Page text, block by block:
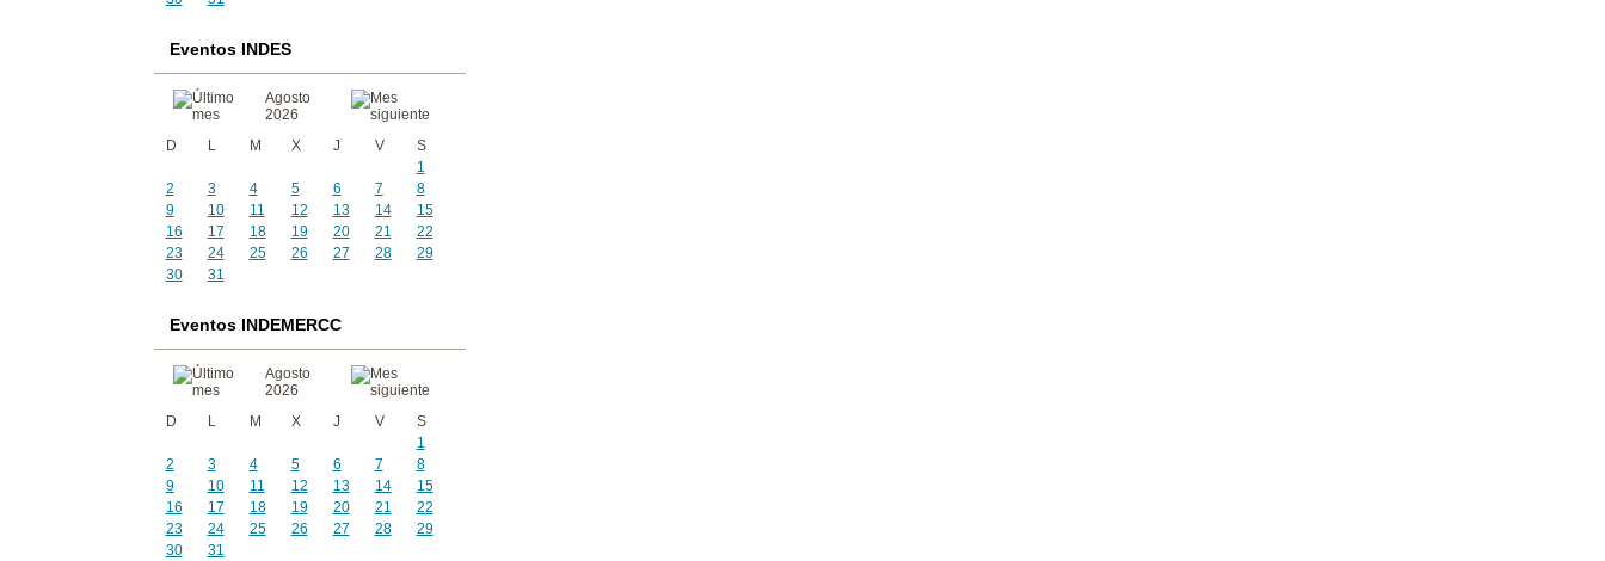
Eventos INDES
Agosto
2026
D
L M X J V
S
1
2
3 4 5 6 7
8
9
10 11 12 13 14
15
16
17 18 19 20 21
22
23
24 25 26 27 28
29
30
31
Eventos INDEMERCC
Agosto
2026
D
L M X J V
S
1
2
3 4 5 6 7
8
9
10 11 12 13 14
15
16
17 18 19 20 21
22
23
24 25 26 27 28
29
30
31